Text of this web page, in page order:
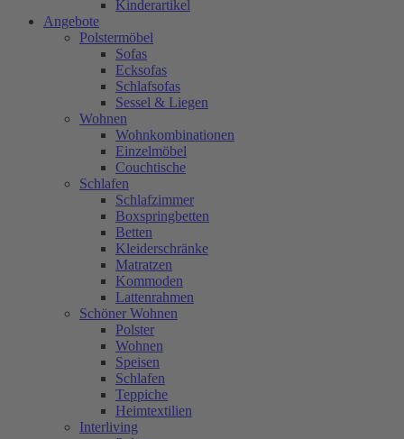
Kinderartikel
Angebote
Polstermöbel
Sofas
Ecksofas
Schlafsofas
Sessel & Liegen
Wohnen
Wohnkombinationen
Einzelmöbel
Couchtische
Schlafen
Schlafzimmer
Boxspringbetten
Betten
Kleiderschränke
Matratzen
Kommoden
Lattenrahmen
Schöner Wohnen
Polster
Wohnen
Speisen
Schlafen
Teppiche
Heimtextilien
Interliving